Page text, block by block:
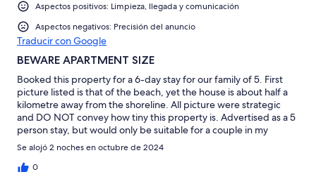
Aspectos positivos: Limpieza, llegada y comunicación
Aspectos negativos: Precisión del anuncio
Traducir con Google
BEWARE APARTMENT SIZE
Booked this property for a 6-day stay for our family of 5. First
picture listed is that of the beach, yet the house is about half a
kilometre away from the shoreline. All picture were strategic
and DO NOT convey how tiny this property is. Advertised as a 5
person stay, but would only be suitable for a couple in my
opinion. The second bedroom is literally a walkway to the back
door from the kitchen that has bunk beds thrown in it. Our 2
teenage boys could not stand in there together at the same
Se alojó 2 noches en octubre de 2024
0